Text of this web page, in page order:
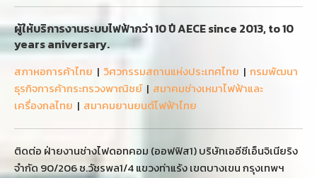
ผู้ให้บริการงานระบบไฟฟ้ากว่า 10 ปี AECE since 2013, to 10
years aniversary.
สภาหอการค้าไทย | วิศวกรรมสถานแห่งประเทศไทย | กรมพัฒนา
ธุรกิจการค้ากระทรวงพาณิชย์| สมาคมช่างเหมาไฟฟ้าและ
เครื่องกลไทย | สมาคมยานยนต์ไฟฟ้าไทย
ติดต่อ ฝ่ายงานช่างไฟดอทคอม (ออฟฟิส1) บริษัทเออีซีเอ็นจิเนียริง
จำกัด 90/206 ซ.วัชรพล1/4 แขวงท่าแร้ง เขตบางเขน กรุงเทพฯ